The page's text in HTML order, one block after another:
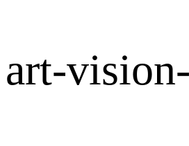
art-